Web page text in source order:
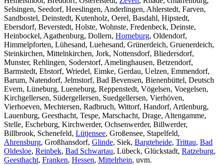
Selsingen, Seedorf, Heeslingen, Anderlingen, Ahlerstedt, Farven,
Sandbostel, Deinstedt, Kutenholz, Oerel, Basdahl, Hipstedt,
Ebersdorf, Beverstedt, Holste, Wohnste, Fredenbeck, Deinste,
Heinbockel, Agathenburg, Dollern, Horneburg, Oldendorf,
Himmelpforten, Lühesand, Luehesand, Grünerdeich, Gruenerdeich,
Steinkirchen, Mittelnkirchen, Jork, Nottensdorf, Bliedersdorf,
Munster, Rehlingen, Soderstorf, Amelinghausen, Betzendorf,
Barmstedt, Ebstorf, Wriedel, Eimke, Gerdau, Uelzen, Emmendorf,
Barum, Natendorf, Jelmstorf, Bad Bevensen, Bienenbüttel, Deutsch
Evern, Lüneburg, Lueneburg, Reppenstedt, Vögelsen, Voegelsen,
Kirchgellersen, Südergellersen, Suedgellersen, Vierhöven,
Vierhoeven, Mechtersen, Radbruch, Wittorf, Handorf, Artlenburg,
Lauenburg, Geesthacht, Tespe, Marschacht, Drage, Altengamme,
Stelle, Escheburg, Kirchwerder, Ochsenwerder, Billwerder,
Billbrook, Schenefeld, Lütjensee, Großensee, Stapelfeld,
Ahrensburg, Großhansdorf, Glinde, Siek, Bargteheide, Trittau, Bad
Oldesloe, Reinbek, Bad Schwartau, Lübeck, Glückstadt, Ratzeburg,
Geesthacht, Franken, Hessen, Mittelrhein, uvm.